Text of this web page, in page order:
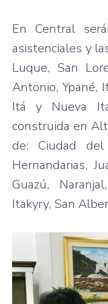
En Central
asistenciales y
Luque, San
Antonio, Ypané,
Itá y Nueva
construida en
de: Ciudad del
Hernandarias,
Guazú,
Itakyry, San